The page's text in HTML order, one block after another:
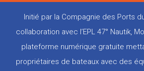
Initié par la Compagnie des Ports
collaboration avec l’EPL 47° Nautik,
plateforme numérique gratuite
propriétaires de bateaux avec des